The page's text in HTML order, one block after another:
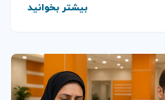
بیشتر بخوانید